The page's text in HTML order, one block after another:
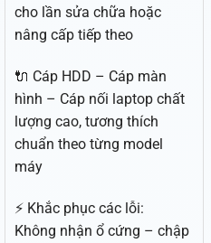
cho lần sửa chữa hoặc
nâng cấp tiếp theo
🔌 Cáp HDD – Cáp màn
hình – Cáp nối laptop chất
lượng cao, tương thích
chuẩn theo từng model
máy
⚡ Khắc phục các lỗi:
Không nhận ổ cứng – chập